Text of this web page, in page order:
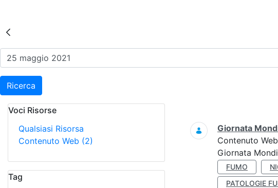
Risultati della Ricerca - Eventi
Ricerca
Voci Risorse
Qualsiasi Risorsa
Contenuto Web (2)
Tag
Ricerca
Giornata
Contenuto Web
Giornata
FUMO
PATOLOGIE